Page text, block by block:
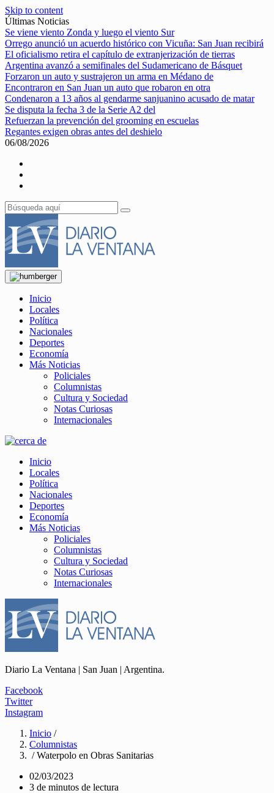
Skip to content
Últimas Noticias
Se viene viento Zonda y luego el viento Sur
Orrego anunció un acuerdo histórico con Vicuña: San Juan recibirá
El oficialismo retira el capítulo de extranjerización de tierras
Argentina avanzó a semifinales del Sudamericano de Básquet
Forzaron un auto y sustrajeron un arma en Médano de
Encontraron en San Juan un auto que robaron en otra
Condenaron a 13 años al gendarme sanjuanino acusado de matar
Se disputa la fecha 3 de la Serie A2 del
Refuerzan la prevención del grooming en escuelas
Regantes exigen obras antes del deshielo
06/08/2026
Inicio
Locales
Política
Nacionales
Deportes
Economía
Más Noticias
Policiales
Columnistas
Cultura y Sociedad
Notas Curiosas
Internacionales
Inicio
Locales
Política
Nacionales
Deportes
Economía
Más Noticias
Policiales
Columnistas
Cultura y Sociedad
Notas Curiosas
Internacionales
Diario La Ventana | San Juan | Argentina.
Facebook
Twitter
Instagram
Inicio /
Columnistas
/ Waterpolo en Obras Sanitarias
02/03/2023
3 de minutos de lectura